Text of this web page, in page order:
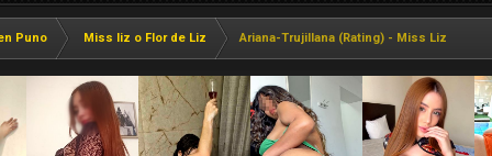
Puno Miss liz o Flor de Liz Ariana-Trujillana (Rating) - Miss Liz